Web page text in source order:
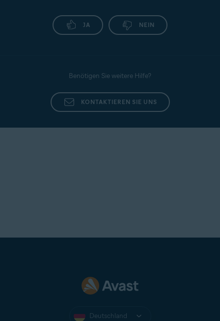
JA NEIN
Benötigen Sie weitere Hilfe?
KONTAKTIEREN SIE UNS
Deutschland